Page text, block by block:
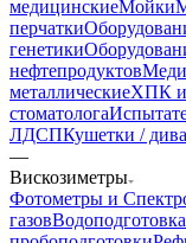
медицинскиеМойки
перчатки
генетики
нефтепродуктов
металлическиеХПК
стоматолога
ЛДСПКушетки /
—
Вискозиметры
Фотометры и
газовВодоподготовка